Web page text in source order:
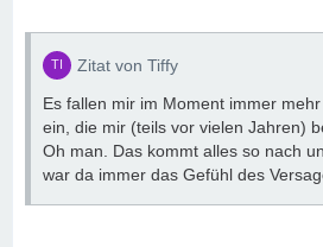
Zitat von Tiffy
Es fallen mir im Moment immer
ein, die mir (teils vor vielen Jahren)
Oh man. Das kommt alles so nach
war da immer das Gefühl des